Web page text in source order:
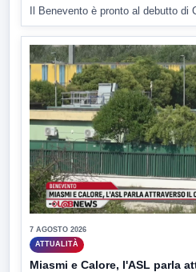
Il Benevento è pronto al debutto di
7 AGOSTO 2026
ATTUALITÀ
Miasmi e Calore, l'ASL parla